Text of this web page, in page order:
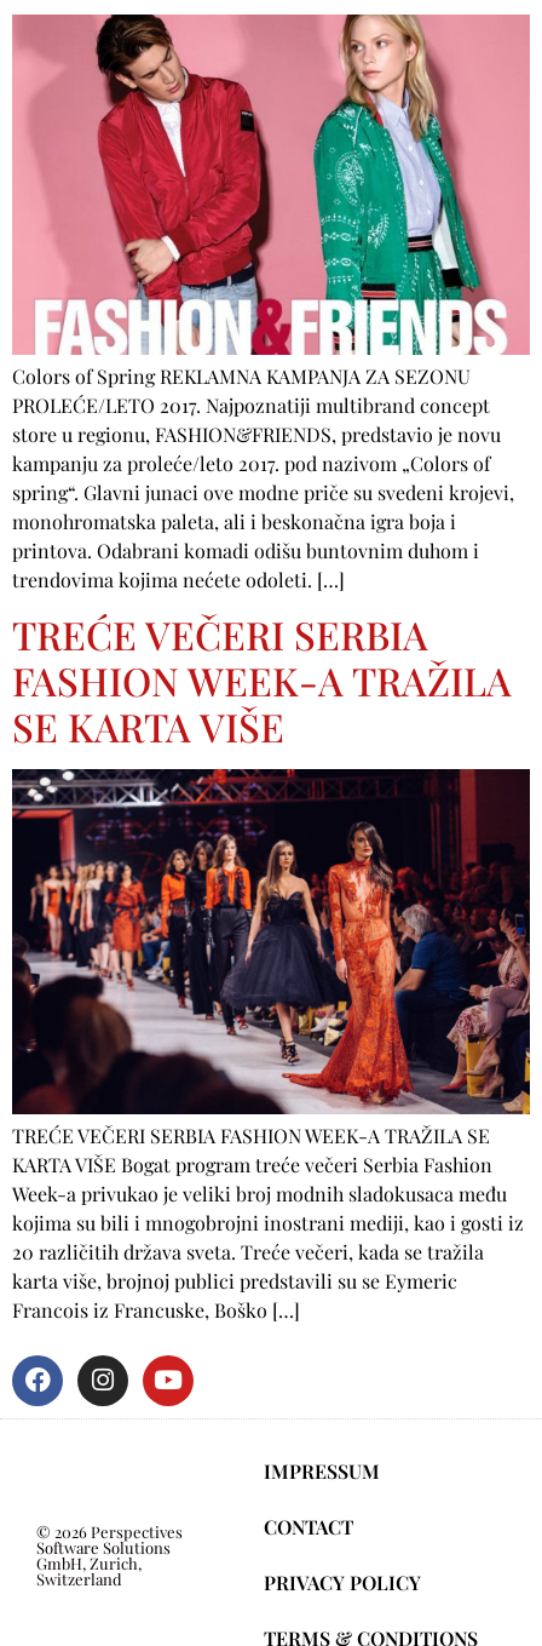
Colors of Spring REKLAMNA KAMPANJA ZA SEZONU
PROLEĆE/LETO 2017. Najpoznatiji multibrand concept
store u regionu, FASHION&FRIENDS, predstavio je novu
kampanju za proleće/leto 2017. pod nazivom „Colors of
spring“. Glavni junaci ove modne priče su svedeni krojevi,
monohromatska paleta, ali i beskonačna igra boja i
printova. Odabrani komadi odišu buntovnim duhom i
trendovima kojima nećete odoleti. […]
TREĆE VEČERI SERBIA
FASHION WEEK-A TRAŽILA
SE KARTA VIŠE
TREĆE VEČERI SERBIA FASHION WEEK-A TRAŽILA SE
KARTA VIŠE Bogat program treće večeri Serbia Fashion
Week-a privukao je veliki broj modnih sladokusaca među
kojima su bili i mnogobrojni inostrani mediji, kao i gosti iz
20 različitih država sveta. Treće večeri, kada se tražila
karta više, brojnoj publici predstavili su se Eymeric
Francois iz Francuske, Boško […]
© 2026 Perspectives
Software Solutions
GmbH, Zurich,
Switzerland
IMPRESSUM
CONTACT
PRIVACY POLICY
TERMS & CONDITIONS